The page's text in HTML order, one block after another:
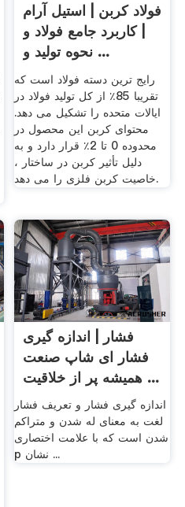
فولاد کربن | استیل آرام
| کاربرد جامع فولاد و
نحوه تولید و ...
رایج ترین دسته فولاد است که
تقریبا 85٪ از کل تولید فولاد در
ایالات متحده را تشکیل می دهد.
محتوای کربن این محصول در
محدوده 0 تا 2٪ قرار دارد و به
دلیل تأثیر کربن در ساختار ،
خاصیت کربن فلزی را می دهد.
فشار | اندازه گیری
فشار ای شاپ صنعت
همیشه پر از خلاقیت ...
اندازه گیری فشار و تعریف فشار
لغت به معنای له شدن و متراکم
شدن است که با علامت اختصاری
p نشان ...